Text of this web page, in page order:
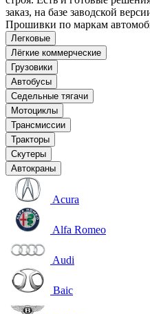
заказ, на базе заводской
Прошивки по маркам
Легковые
Лёгкие коммерческие
Грузовики
Автобусы
Седельные тягачи
Мотоциклы
Трансмиссии
Тракторы
Скутеры
Автокраны
Acura
Alfa Romeo
Audi
Baic